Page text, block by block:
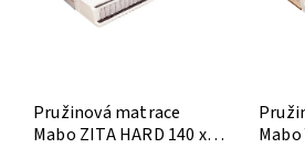
Pružinová matrace
Mabo ZITA HARD 140 x
Mabo